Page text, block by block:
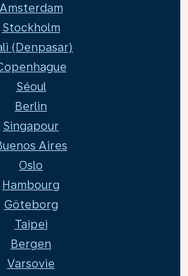
Amsterdam
Stockholm
(Denpasar)
Séoul
Berlin
Singapour
Aires
Oslo
Hambourg
Göteborg
Taipei
Bergen
Varsovie